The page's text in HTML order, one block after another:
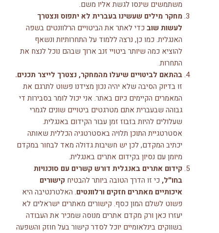
משתמשים שינסו לגשת אליו משם.
מחקר מילים שעשינו בעברית לא יתפוס ונצטרך
לעשות שובכדי לאתר את הביטויים הרלוונטים בשפה
האנגלית. כמו כן, נרצה ללמוד על התחרותיות ונשאף
להוציא כמה שיותר ביטויי זנב ארוך שבהם נוכל לנצח את
התחרות.
בהתאם לביטויים שיעלו מהמחקר, נצטרך לייצר תכנים.
זו בדיוק הסיבה שלא יהיה נכון מצידנו פשוט לתרגם את
המאמרים הקיימים כיום באתר. אני יכול לומר בסבירות די
גבוהה שבעברית אתם מטרגטים ביטויים שונים לגמרי
שעלולים להיות בזבוז זמן עבור הקידום באנגלית.
אסטרטגיית התוכן תלויה באסטרטגיה הכללית שאותה
יכתיב המקדם, לכן יש חשיבות גדולה מאד לבחור במקדם
מיומן עם נסיון בקידום אתרים באנגלית.
קידום אתרים באנגלית דורש קשרים עם סוכנויות
בחו״ל,כי זו הדרך הטובה ביותר להבטיח קישורים
איכותיים מאתרים חזקים ורלוונטים. האלטרנטיבה היא
פשוט לשלם המון כסף. קישורים מאתרים ישראלים לא
יעזרו כאן ורק מקדם אתרים מנוסה שמכיר את העבודה
בשווקים בינלאומיים יוכל לסדר קישור בעל חוזק והשפעה